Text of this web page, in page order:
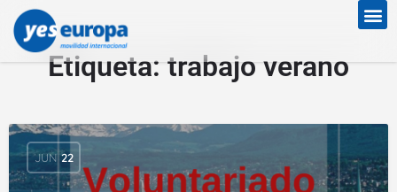
Etiqueta:trabajo verano
JUN 22